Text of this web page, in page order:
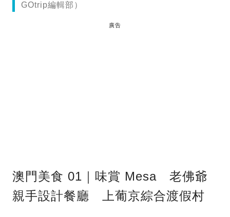
GOtrip編輯部）
廣告
澳門美食 01｜味賞 Mesa 老佛爺
親手設計餐廳 上葡京綜合渡假村